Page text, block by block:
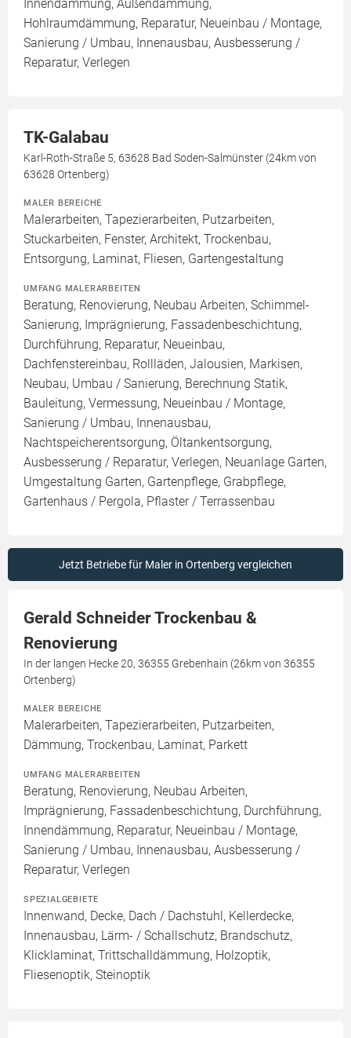
Innendämmung, Außendämmung,
Hohlraumdämmung, Reparatur, Neueinbau / Montage,
Sanierung / Umbau, Innenausbau, Ausbesserung /
Reparatur, Verlegen
TK-Galabau
Karl-Roth-Straße 5, 63628 Bad Soden-Salmünster (24km von
63628 Ortenberg)
MALER BEREICHE
Malerarbeiten, Tapezierarbeiten, Putzarbeiten,
Stuckarbeiten, Fenster, Architekt, Trockenbau,
Entsorgung, Laminat, Fliesen, Gartengestaltung
UMFANG MALERARBEITEN
Beratung, Renovierung, Neubau Arbeiten, Schimmel-
Sanierung, Imprägnierung, Fassadenbeschichtung,
Durchführung, Reparatur, Neueinbau,
Dachfenstereinbau, Rollläden, Jalousien, Markisen,
Neubau, Umbau / Sanierung, Berechnung Statik,
Bauleitung, Vermessung, Neueinbau / Montage,
Sanierung / Umbau, Innenausbau,
Nachtspeicherentsorgung, Öltankentsorgung,
Ausbesserung / Reparatur, Verlegen, Neuanlage Garten,
Umgestaltung Garten, Gartenpflege, Grabpflege,
Gartenhaus / Pergola, Pflaster / Terrassenbau
Jetzt Betriebe für Maler in Ortenberg vergleichen
Gerald Schneider Trockenbau &
Renovierung
In der langen Hecke 20, 36355 Grebenhain (26km von 36355
Ortenberg)
MALER BEREICHE
Malerarbeiten, Tapezierarbeiten, Putzarbeiten,
Dämmung, Trockenbau, Laminat, Parkett
UMFANG MALERARBEITEN
Beratung, Renovierung, Neubau Arbeiten,
Imprägnierung, Fassadenbeschichtung, Durchführung,
Innendämmung, Reparatur, Neueinbau / Montage,
Sanierung / Umbau, Innenausbau, Ausbesserung /
Reparatur, Verlegen
SPEZIALGEBIETE
Innenwand, Decke, Dach / Dachstuhl, Kellerdecke,
Innenausbau, Lärm- / Schallschutz, Brandschutz,
Klicklaminat, Trittschalldämmung, Holzoptik,
Fliesenoptik, Steinoptik